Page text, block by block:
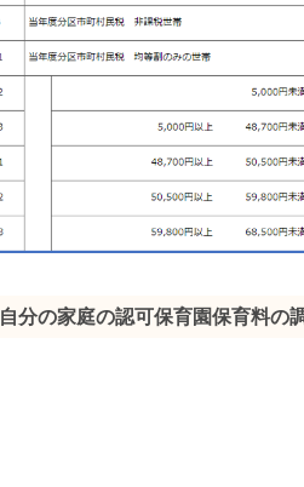
自分の家庭の認可保育園保育料の